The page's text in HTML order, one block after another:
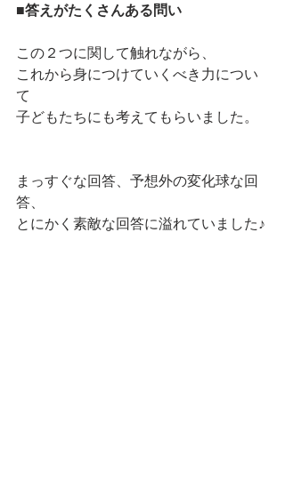
■答えがたくさんある問い
この２つに関して触れながら、
これから身につけていくべき力につい
て
子どもたちにも考えてもらいました。
まっすぐな回答、予想外の変化球な回
答、
とにかく素敵な回答に溢れていました♪